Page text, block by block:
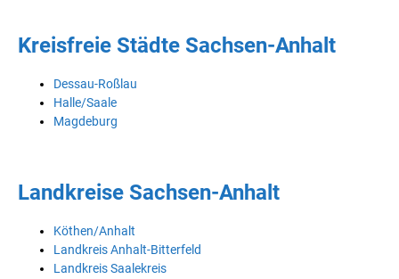
Kreisfreie Städte Sachsen-Anhalt
Dessau-Roßlau
Halle/Saale
Magdeburg
Landkreise Sachsen-Anhalt
Köthen/Anhalt
Landkreis Anhalt-Bitterfeld
Landkreis Saalekreis